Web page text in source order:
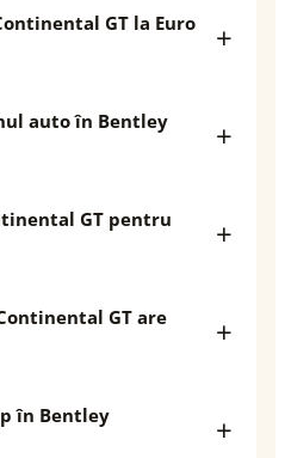
GT la Euro
auto în Bentley
GT pentru
GT are
în Bentley